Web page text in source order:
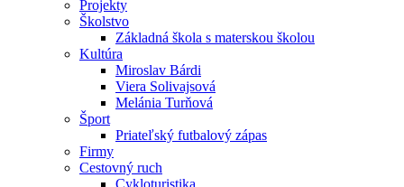
Projekty
Školstvo
Základná škola s materskou školou
Kultúra
Miroslav Bárdi
Viera Solivajsová
Melánia Turňová
Šport
Priateľský futbalový zápas
Firmy
Cestovný ruch
Cykloturistika